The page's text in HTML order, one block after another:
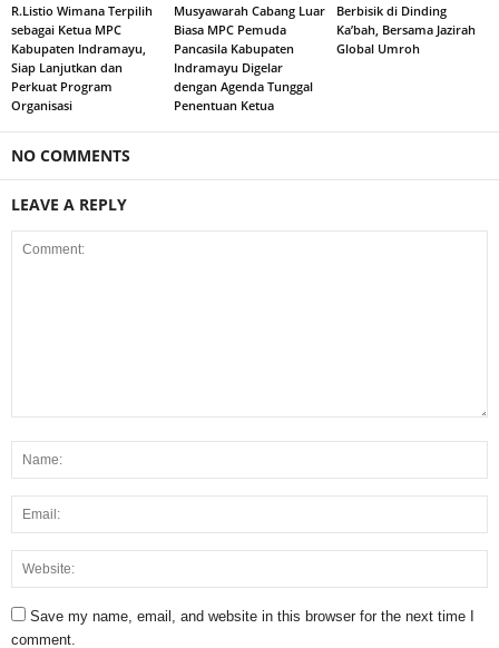
R.Listio Wimana Terpilih
sebagai Ketua MPC
Kabupaten Indramayu,
Siap Lanjutkan dan
Perkuat Program
Organisasi
Musyawarah Cabang Luar
Biasa MPC Pemuda
Pancasila Kabupaten
Indramayu Digelar
dengan Agenda Tunggal
Penentuan Ketua
Berbisik di Dinding
Ka’bah, Bersama Jazirah
Global Umroh
NO COMMENTS
LEAVE A REPLY
Save my name, email, and website in this browser for the next time I
comment.